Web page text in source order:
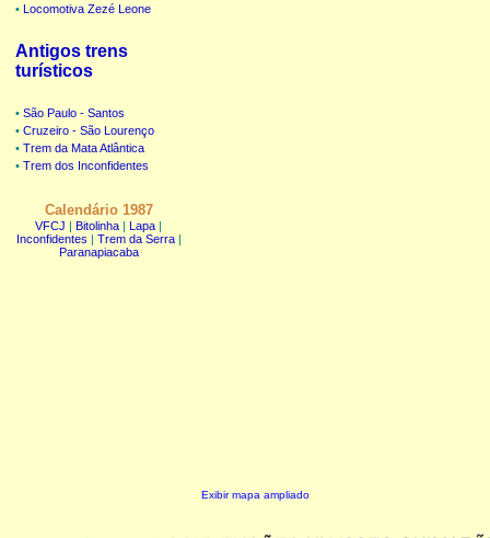
•
Locomotiva Zezé Leone
Antigos trens
turísticos
• São Paulo - Santos
• Cruzeiro - São Lourenço
• Trem da Mata Atlântica
• Trem dos Inconfidentes
Calendário 1987
VFCJ | Bitolinha | Lapa |
Inconfidentes | Trem da Serra|
Paranapiacaba
Exibir mapa ampliado